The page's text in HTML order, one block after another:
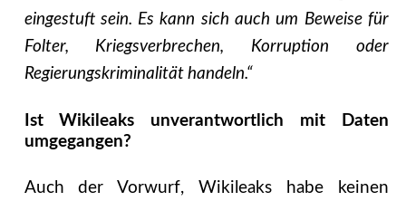
eingestuft sein. Es kann sich auch um Beweise für
Folter, Kriegsverbrechen, Korruption oder
Regierungskriminalität handeln.“
Ist Wikileaks unverantwortlich mit Daten
umgegangen?
Auch der Vorwurf, Wikileaks habe keinen